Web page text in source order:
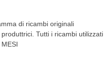
di ricambi originali
Tutti i ricambi utilizzati